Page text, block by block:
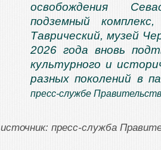
освобождения
подземный
Таврический, музей
2026 года вновь
культурного и
разных поколений в
пресс-службе
источник: пресс-служба